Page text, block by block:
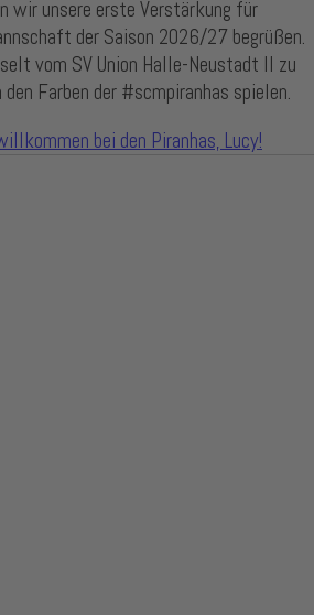
wir unsere erste Verstärkung für
der Saison 2026/27 begrüßen.
vom SV Union Halle-Neustadt II zu
Farben der #scmpiranhas spielen.
bei den Piranhas, Lucy!